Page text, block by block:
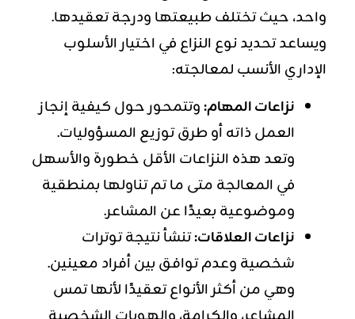
واحد، حيث تختلف طبيعتها ودرجة تعقيدها.
ويساعد تحديد نوع النزاع في اختيار الأسلوب
الإداري الأنسب لمعالجته:
نزاعات المهام:وتتمحور حول كيفية إنجاز
العمل ذاته أو طرق توزيع المسؤوليات.
وتعد هذه النزاعات الأقل خطورة والأسهل
في المعالجة متى ما تم تناولها بمنطقية
وموضوعية بعيدًا عن المشاعر.
نزاعات العلاقات:تنشأ نتيجة توترات
شخصية وعدم توافق بين أفراد معينين.
وهي من أكثر الأنواع تعقيدًا لأنها تمس